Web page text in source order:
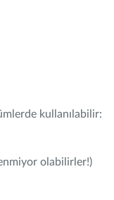
kullanılabilir:
olabilirler!)